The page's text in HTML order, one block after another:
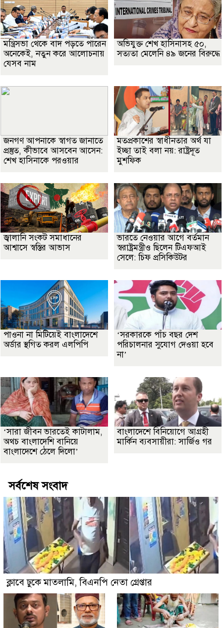
মন্ত্রিসভা থেকে বাদ পড়তে পারেন
অনেকেই, নতুন করে আলোচনায়
যেসব নাম
অভিযুক্ত শেখ হাসিনাসহ ৫০,
সত্যতা মেলেনি ৪৯ জনের বিরুদ্ধে
জনগণ আপনাকে স্বাগত জানাতে
প্রস্তুত, কীভাবে আসবেন আসেন:
শেখ হাসিনাকে পরওয়ার
মতপ্রকাশের স্বাধীনতার অর্থ যা
ইচ্ছা তাই বলা নয়: রাষ্ট্রদূত
মুশফিক
জ্বালানি সংকট সমাধানের
আশ্বাসে স্বস্তির আভাস
ভারতে নেওয়ার আগে বর্তমান
স্বরাষ্ট্রমন্ত্রীও ছিলেন টিএফআই
সেলে: চিফ প্রসিকিউটর
পাওনা না মিটিয়েই বাংলাদেশে
অর্ডার স্থগিত করল এলপিপি
‘সরকারকে পাঁচ বছর দেশ
পরিচালনার সুযোগ দেওয়া হবে
না’
‘সারা জীবন ভারতেই কাটালাম,
অথচ বাংলাদেশি বানিয়ে
বাংলাদেশে ঠেলে দিলো’
বাংলাদেশে বিনিয়োগে আগ্রহী
মার্কিন ব্যবসায়ীরা: সার্জিও গর
সর্বশেষ সংবাদ
ক্লাবে ঢুকে মাতলামি, বিএনপি নেতা গ্রেপ্তার